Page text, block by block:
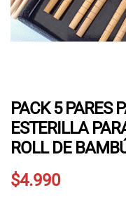
PACK 5 PARES
ESTERILLA
ROLL DE
$4.990